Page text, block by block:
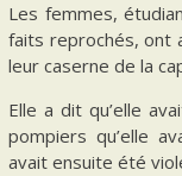
Les femmes,
faits reprochés, ont
leur caserne de la
Elle a dit qu’elle
pompiers qu’elle
avait ensuite été